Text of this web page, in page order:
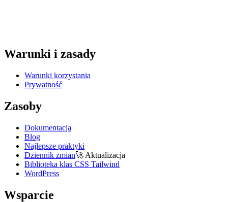
Warunki i zasady
Warunki korzystania
Prywatność
Zasoby
Dokumentacja
Blog
Najlepsze praktyki
Dziennik zmian🚀 Aktualizacja
Biblioteka klas CSS Tailwind
WordPress
Wsparcie